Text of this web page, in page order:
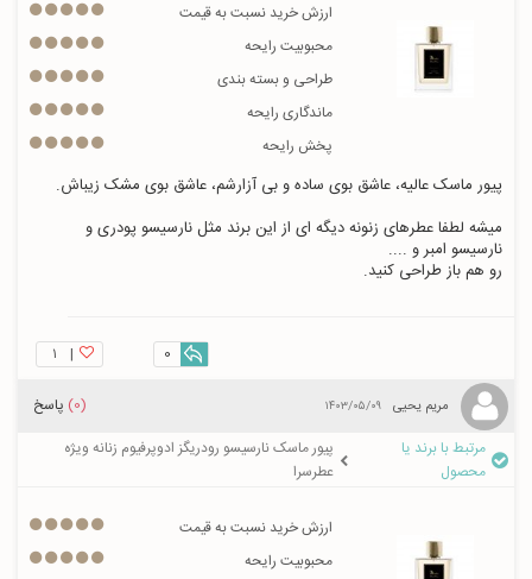
ارزش خرید نسبت به قیمت
محبوبیت رایحه
طراحی و بسته بندی
ماندگاری رایحه
پخش رایحه
رو هم باز طراحی کنید.
| ۱ 0
مریم یحیی ۱۴۰۳/۰۵/۰۹ (0)
پاسخ
مرتبط با برند یا
محصول
پیور ماسک نارسیسو رودریگز ادوپرفیوم زنانه ویژه
عطرسرا
ارزش خرید نسبت به قیمت
محبوبیت رایحه